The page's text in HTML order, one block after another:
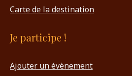
Carte de la destination
Je participe !
Ajouter un évènement